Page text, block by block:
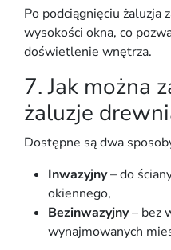
Po podciągnięciu żaluzja
wysokości okna, co
doświetlenie wnętrza.
7. Jak można
żaluzje
Dostępne są dwa
Inwazyjny– do
okiennego,
Bezinwazyjny– bez
wynajmowanych